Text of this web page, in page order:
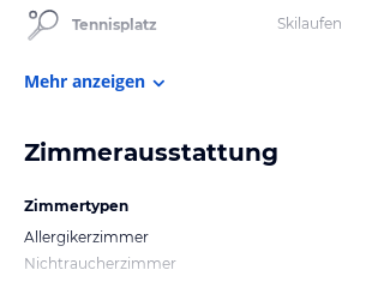
Tennisplatz
Skilaufen
Mehr anzeigen
Zimmerausstattung
Zimmertypen
Allergikerzimmer
Nichtraucherzimmer